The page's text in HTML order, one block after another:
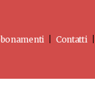
Contatti